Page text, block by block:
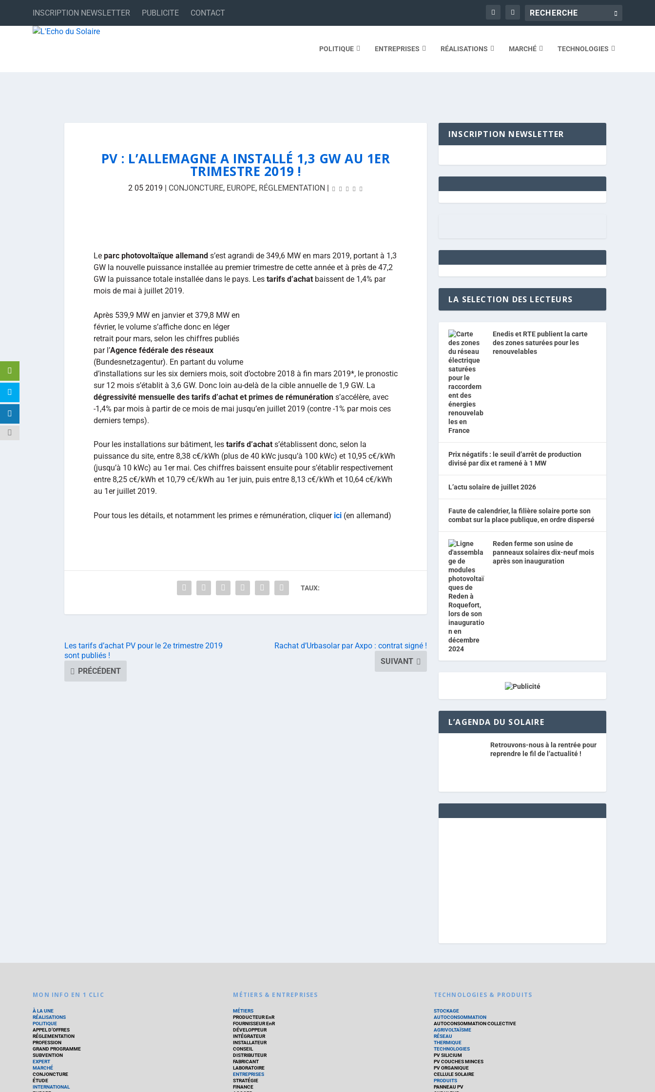
INSCRIPTION NEWSLETTER PUBLICITE CONTACT
POLITIQUE ENTREPRISES RÉALISATIONS MARCHÉ TECHNOLOGIES
PV : L’ALLEMAGNE A INSTALLÉ 1,3 GW AU 1ER
TRIMESTRE 2019 !
2 05 2019 | CONJONCTURE, EUROPE, RÉGLEMENTATION |
Le parc photovoltaïque allemand s’est agrandi de 349,6 MW en mars 2019, portant à 1,3
GW la nouvelle puissance installée au premier trimestre de cette année et à près de 47,2
GW la puissance totale installée dans le pays. Les tarifs d’achat baissent de 1,4% par
mois de mai à juillet 2019.
Après 539,9 MW en janvier et 379,8 MW en
février, le volume s’affiche donc en léger
retrait pour mars, selon les chiffres publiés
par l’Agence fédérale des réseaux
(Bundesnetzagentur). En partant du volume
d’installations sur les six derniers mois, soit d’octobre 2018 à fin mars 2019*, le pronostic
sur 12 mois s’établit à 3,6 GW. Donc loin au-delà de la cible annuelle de 1,9 GW. La
dégressivité mensuelle des tarifs d’achat et primes de rémunération s’accélère, avec
-1,4% par mois à partir de ce mois de mai jusqu’en juillet 2019 (contre -1% par mois ces
derniers temps).
Pour les installations sur bâtiment, les tarifs d’achat s’établissent donc, selon la
puissance du site, entre 8,38 c€/kWh (plus de 40 kWc jusqu’à 100 kWc) et 10,95 c€/kWh
(jusqu’à 10 kWc) au 1er mai. Ces chiffres baissent ensuite pour s’établir respectivement
entre 8,25 c€/kWh et 10,79 c€/kWh au 1er juin, puis entre 8,13 c€/kWh et 10,64 c€/kWh
au 1er juillet 2019.
Pour tous les détails, et notamment les primes e rémunération, cliquer ici (en allemand)
TAUX:
Les tarifs d’achat PV pour le 2e trimestre 2019
sont publiés !
PRÉCÉDENT
Rachat d’Urbasolar par Axpo : contrat signé !
SUIVANT
INSCRIPTION NEWSLETTER
LA SELECTION DES LECTEURS
Enedis et RTE publient la carte
des zones saturées pour les
renouvelables
Prix négatifs : le seuil d’arrêt de production
divisé par dix et ramené à 1 MW
L’actu solaire de juillet 2026
Faute de calendrier, la filière solaire porte son
combat sur la place publique, en ordre dispersé
Reden ferme son usine de
panneaux solaires dix-neuf mois
après son inauguration
L’AGENDA DU SOLAIRE
Retrouvons-nous à la rentrée pour
reprendre le fil de l’actualité !
MON INFO EN 1 CLIC
À LA UNE
RÉALISATIONS
POLITIQUE
APPEL D’OFFRES
RÉGLEMENTATION
PROFESSION
GRAND PROGRAMME
SUBVENTION
EXPERT
MARCHÉ
CONJONCTURE
ÉTUDE
INTERNATIONAL
MÉTIERS & ENTREPRISES
MÉTIERS
PRODUCTEUR EnR
FOURNISSEUR EnR
DÉVELOPPEUR
INTÉGRATEUR
INSTALLATEUR
CONSEIL
DISTRIBUTEUR
FABRICANT
LABORATOIRE
ENTREPRISES
STRATÉGIE
FINANCE
TECHNOLOGIES & PRODUITS
STOCKAGE
AUTOCONSOMMATION
AUTOCONSOMMATION COLLECTIVE
AGRIVOLTAÏSME
RÉSEAU
THERMIQUE
TECHNOLOGIES
PV SILICIUM
PV COUCHES MINCES
PV ORGANIQUE
CELLULE SOLAIRE
PRODUITS
PANNEAU PV